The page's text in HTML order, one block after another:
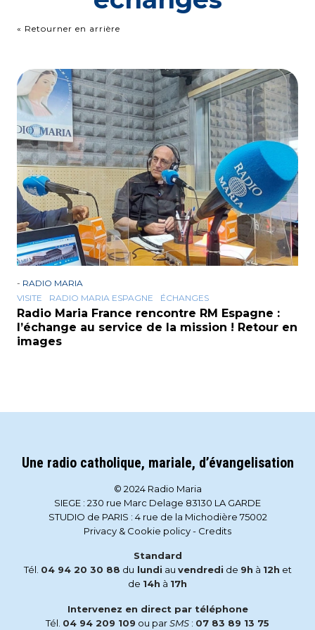
« Retourner en arrière
- RADIO MARIA
VISITE
RADIO MARIA ESPAGNE ÉCHANGES
Radio Maria France rencontre RM Espagne :
l’échange au service de la mission ! Retour en
images
Une radio catholique, mariale, d’évangelisation
© 2024 Radio Maria
SIEGE : 230 rue Marc Delage 83130 LA GARDE
STUDIO de PARIS : 4 rue de la Michodière 75002
Privacy & Cookie policy- Credits
Standard
Tél. 04 94 20 30 88 du lundi au vendredi de 9h à 12h et
de 14h à 17h
Intervenez en direct par téléphone
Tél. 04 94 209 109 ou parSMS : 07 83 89 13 75